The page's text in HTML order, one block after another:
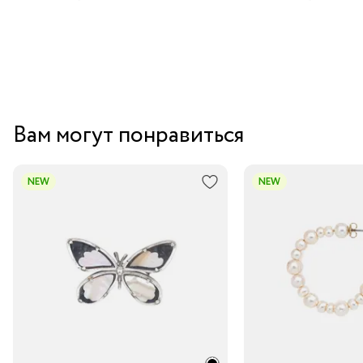
Вам могут понравиться
NEW NEW